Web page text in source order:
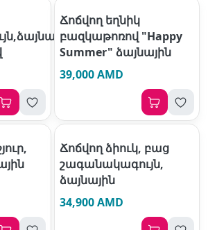
Ճոճվող եղնիկ
բազկաթոռով "Happy
Summer" ձայնային
39,000 AMD
Ճոճվող ձիուկ, բաց
շագանակագույն,
ձայնային
34,900 AMD